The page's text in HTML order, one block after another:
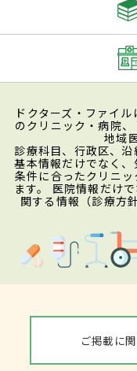
ドクターズ・ファイ
のクリニック・病院
地域
診療科目、行政区、
基本情報だけでなく
条件に合ったクリニ
ます。 医院情報だけ
関する情報（診療方
ご掲載に